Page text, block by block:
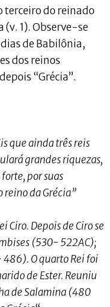
terceiro do reinado
(v. 1). Observe-se
de Babilônia,
dos reinos
“Grécia”.
que ainda três reis
grandes riquezas,
por suas
reino da Grécia”
Ciro. Depois de Ciro se
(530- 522AC);
O quarto Rei foi
de Ester. Reuniu
de Salamina (480